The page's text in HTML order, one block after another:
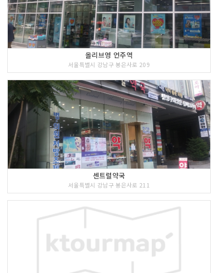
올리브영 언주역
서울특별시 강남구 봉은사로 209
센트럴약국
서울특별시 강남구 봉은사로 211